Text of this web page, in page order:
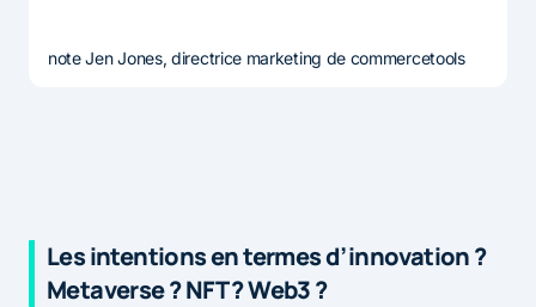
note Jen Jones, directrice marketing de commercetools
Les intentions en termes d’innovation ?
Metaverse ? NFT ? Web3 ?